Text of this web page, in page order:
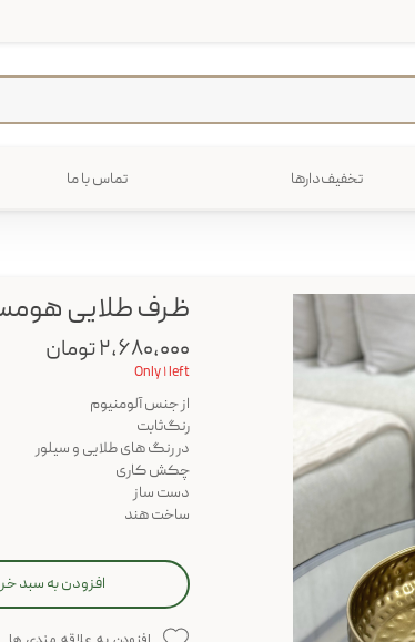
تخفیف‌دارها تماس با ما
ظرف طلایی
۲,۶۸۰,۰۰۰ تومان
Only ۱ left
از جنس آلومنیوم
رنگ‌ثابت
در رنگ های طلایی و سیلور
چکش کاری
دست ساز
ساخت هند
افزودن به سبد